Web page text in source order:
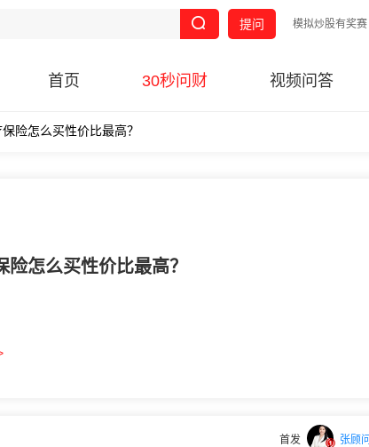
模拟炒股有奖赛
提问
首页 30秒问财 视频问答
险怎么买性价比最高？
怎么买性价比最高？
首发 张顾问